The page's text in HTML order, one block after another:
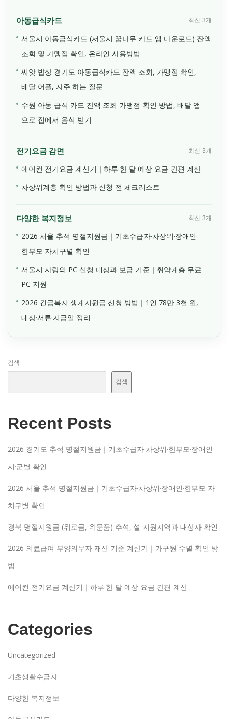
아동급식카드 최신 3개
서울시 아동급식카드 (서울시 꿈나무 카드 앱 다운로드) 잔액
조회 및 가맹점 확인, 온라인 사용방법
씨앗 밥상 경기도 아동급식카드 잔액 조회, 가맹점 확인,
배달 어플, 자주 하는 질문
수원 아동 급식 카드 잔액 조회 가맹점 확인 방법, 배달 앱
으로 집에서 음식 받기
전기요금 감면 최신 3개
에어컨 전기요금 계산기｜하루·한 달 예상 요금 간편 계산
차상위계층 확인 방법과 신청 전 체크리스트
다양한 복지정보 최신 3개
2026 서울 추석 명절지원금｜기초수급자·차상위·장애인·
한부모 자치구별 확인
서울시 사랑의 PC 신청 대상과 보급 기준｜취약계층 무료
PC 지원
2026 긴급복지 생계지원금 신청 방법｜1인 78만 3천 원,
대상·서류·지급일 정리
검색
검색
Recent Posts
2026 경기도 추석 명절지원금｜기초수급자·차상위·한부모·장애인
시·군별 확인
2026 서울 추석 명절지원금｜기초수급자·차상위·장애인·한부모 자
치구별 확인
경북 명절지원금 (위로금, 위문품) 추석, 설 지원지역과 대상자 확인
2026 의료급여 부양의무자 재산 기준 계산기｜가구원 수별 확인 방
법
에어컨 전기요금 계산기｜하루·한 달 예상 요금 간편 계산
Categories
Uncategorized
기초생활수급자
다양한 복지정보